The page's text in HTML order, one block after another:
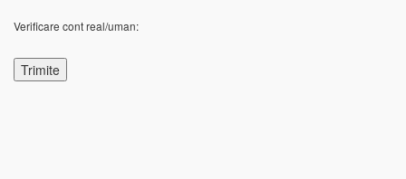
Verificare cont real/uman: